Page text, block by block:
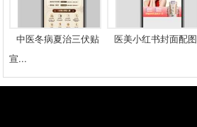
中医冬病夏治三伏贴
宣...
医美小红书封面配图